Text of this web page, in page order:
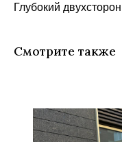
Глубокий
Смотрите также